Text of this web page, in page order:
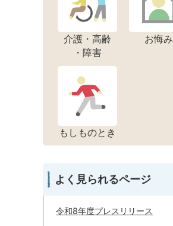
介護・高齢
・障害
お悔み
もしものとき
よく見られるページ
令和8年度プレスリリース